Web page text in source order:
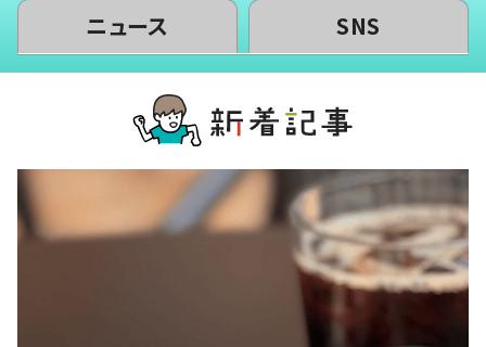
ニュース SNS